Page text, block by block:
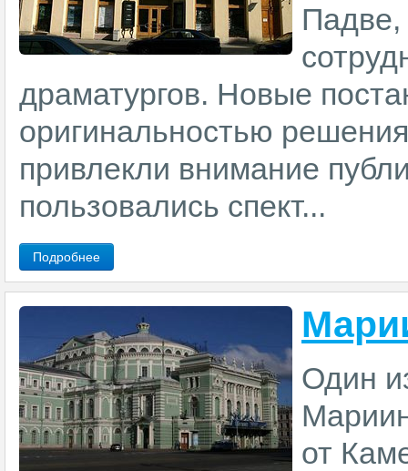
Падве,
драматургов. Новые
оригинальностью
привлекли внимание
пользовались спект...
Подробнее
Один
от